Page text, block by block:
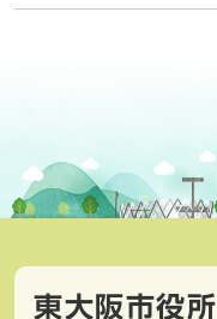
東大阪市役所